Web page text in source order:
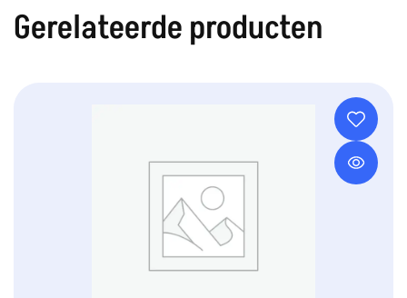
Gerelateerde producten